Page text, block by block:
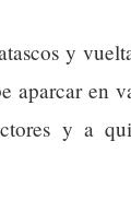
y
aparcar en
y a